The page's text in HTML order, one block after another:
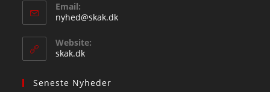
Email:
nyhed@skak.dkOpens
Website:
skak.dk
Seneste Nyheder